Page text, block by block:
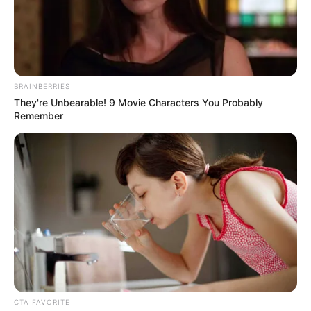
¡Otra Amenaza de muerte! Alcalde
de San Rafael recibió amenazas de las AGC
BRAINBERRIES
They're Unbearable! 9 Movie Characters You Probably
Remember
CTA FAVORITE